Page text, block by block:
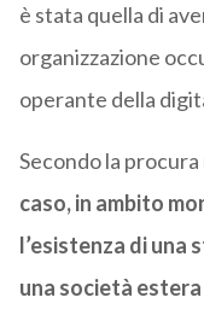
è stata quella di
organizzazione
operante della
Secondo la
caso, in ambito
l’esistenza di una
una società